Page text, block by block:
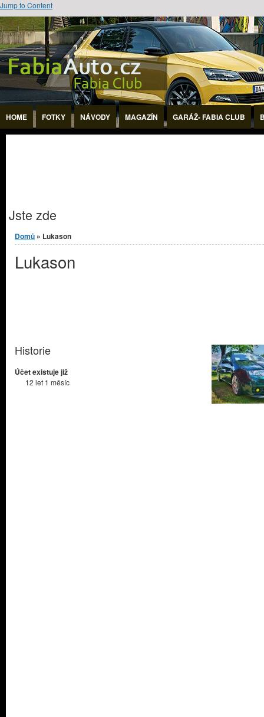
Jump to Content
HOME FOTKY NÁVODY MAGAZÍN GARÁŽ- FABIA CLUB
Jste zde
Domů » Lukason
Lukason
Historie
Účet existuje již
12 let 1 měsíc